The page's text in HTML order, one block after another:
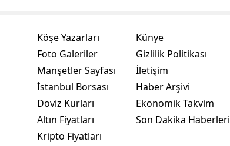
Köşe Yazarları
Foto Galeriler
Manşetler Sayfası
İstanbul Borsası
Döviz Kurları
Altın Fiyatları
Kripto Fiyatları
Künye
Gizlilik Politikası
İletişim
Haber Arşivi
Ekonomik Takvim
Son Dakika Haberleri